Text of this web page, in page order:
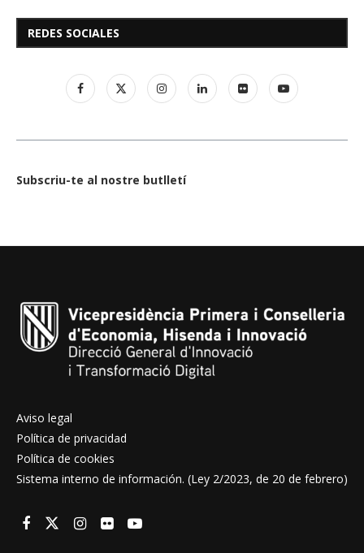
REDES SOCIALES
Subscriu-te al nostre butlletí
Aviso legal
Política de privacidad
Política de cookies
Sistema interno de información. (Ley 2/2023, de 20 de febrero)